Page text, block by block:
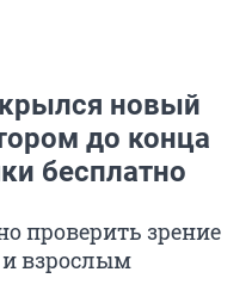
новый
до конца
бесплатно
проверить зрение
и взрослым